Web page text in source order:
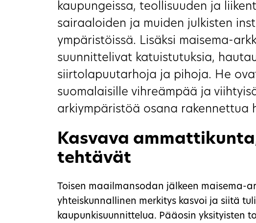
kaupungeissa, teollisuuden ja
sairaaloiden ja muiden julkisten
ympäristöissä. Lisäksi maisema-
suunnittelivat katuistutuksia,
siirtolapuutarhoja ja pihoja. He
suomalaisille vihreämpää ja
arkiympäristöä osana rakennettua
Kasvava
tehtävät
Toisen maailmansodan jälkeen maisema-
yhteiskunnallinen merkitys kasvoi ja siitä
kaupunkisuunnittelua. Pääosin yksityisten